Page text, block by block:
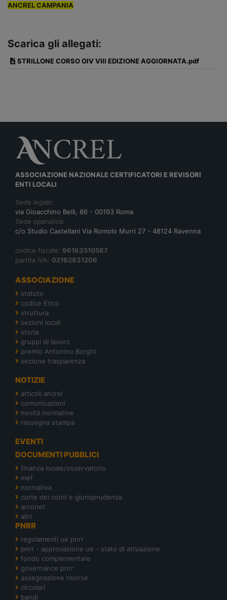
ANCREL CAMPANIA
Scarica gli allegati:
STRILLONE CORSO OIV VIII EDIZIONE AGGIORNATA.pdf
ASSOCIAZIONE NAZIONALE CERTIFICATORI E REVISORI
ENTI LOCALI
Sede legale:
via Gioacchino Belli, 86 - 00193 Roma
Sede operativa:
c/o Studio Castellani Via Romolo Murri 27 - 48124 Ravenna
codice fiscale: 96163510587
partita IVA: 02162831206
ASSOCIAZIONE
statuto
codice Etico
struttura
sezioni locali
storia
gruppi di lavoro
premio Antonino Borghi
sezione trasparenza
NOTIZIE
articoli ancrel
comunicazioni
novità normative
rassegna stampa
EVENTI
DOCUMENTI PUBBLICI
finanza locale/osservatorio
mef
normativa
corte dei conti e giurisprudenza
arconet
altri
PNRR
regolamenti ue pnrr
pnrr - approvazione ue - stato di attuazione
fondo complementare
governance pnrr
assegnazione risorse
circolari
bandi